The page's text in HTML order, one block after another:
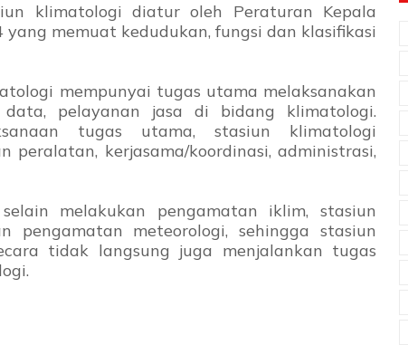
klimatologi diatur oleh Peraturan Kepala
yang memuat kedudukan, fungsi dan klasifikasi
mempunyai tugas utama melaksanakan
data, pelayanan jasa di bidang klimatologi.
tugas utama, stasiun klimatologi
peralatan, kerjasama/koordinasi, administrasi,
melakukan pengamatan iklim, stasiun
pengamatan meteorologi, sehingga stasiun
tidak langsung juga menjalankan tugas